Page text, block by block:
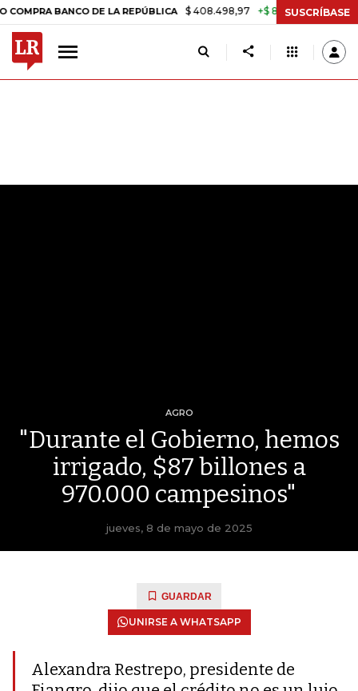
BANCO DE LA REPÚBLICA $ 408.498,97 +$ 8.753,81 +2,19%
SUSCRÍBASE
AGRO
"Durante el Gobierno, hemos
irrigado, $87 billones a
970.000 campesinos"
jueves, 8 de mayo de 2025
GUARDAR
UNIRSE A WHATSAPP
Alexandra Restrepo, presidente de